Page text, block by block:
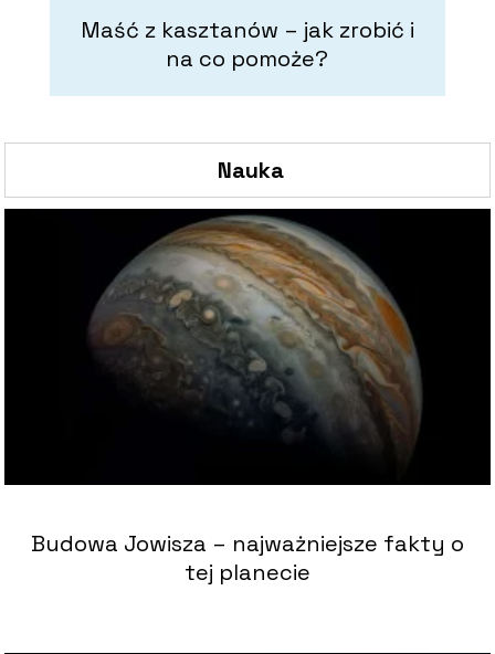
Maść z kasztanów – jak zrobić i
na co pomoże?
Nauka
Budowa Jowisza – najważniejsze fakty o
tej planecie